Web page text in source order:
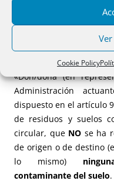
Cookie Policy
NEGATIVO EN
«Don/doña (en
Administración
dispuesto en el artículo
de residuos y suelos
circular, que NO se ha
de origen o de destino
lo mismo)
contaminante del suelo